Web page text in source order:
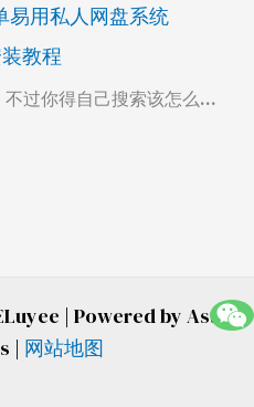
易用私人网盘系统
教程
不过你得自己搜索该怎么…
| Powered by Astra
| 网站地图